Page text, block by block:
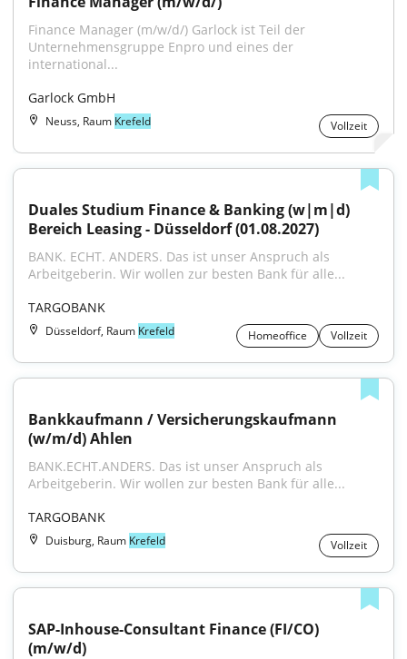
Finance Manager (m/w/d/) Garlock ist Teil der
Unternehmensgruppe Enpro und eines der
international...
Garlock GmbH
Neuss, Raum Krefeld Vollzeit
Duales Studium Finance & Banking (w|m|d)
Bereich Leasing - Düsseldorf (01.08.2027)
BANK. ECHT. ANDERS. Das ist unser Anspruch als
Arbeitgeberin. Wir wollen zur besten Bank für alle...
TARGOBANK
Düsseldorf, Raum Krefeld Homeoffice Vollzeit
Bankkaufmann / Versicherungskaufmann
(w/m/d) Ahlen
BANK.ECHT.ANDERS. Das ist unser Anspruch als
Arbeitgeberin. Wir wollen zur besten Bank für alle...
TARGOBANK
Duisburg, Raum Krefeld Vollzeit
SAP-Inhouse-Consultant Finance (FI/CO)
(m/w/d)